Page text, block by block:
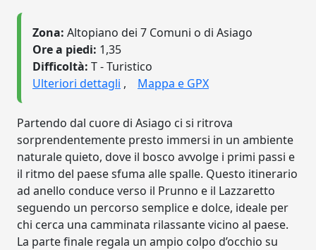
Zona: Altopiano dei 7 Comuni o di Asiago
Ore a piedi: 1,35
Difficoltà: T - Turistico
Ulteriori dettagli , Mappa e GPX
Partendo dal cuore di Asiago ci si ritrova
sorprendentemente presto immersi in un ambiente
naturale quieto, dove il bosco avvolge i primi passi e
il ritmo del paese sfuma alle spalle. Questo itinerario
ad anello conduce verso il Prunno e il Lazzaretto
seguendo un percorso semplice e dolce, ideale per
chi cerca una camminata rilassante vicino al paese.
La parte finale regala un ampio colpo d’occhio su